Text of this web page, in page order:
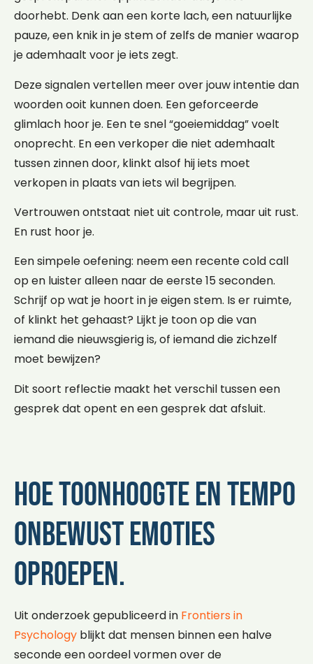
doorhebt. Denk aan een korte lach, een natuurlijke
pauze, een knik in je stem of zelfs de manier waarop
je ademhaalt voor je iets zegt.
Deze signalen vertellen meer over jouw intentie dan
woorden ooit kunnen doen. Een geforceerde
glimlach hoor je. Een te snel “goeiemiddag” voelt
onoprecht. En een verkoper die niet ademhaalt
tussen zinnen door, klinkt alsof hij iets moet
verkopen in plaats van iets wil begrijpen.
Vertrouwen ontstaat niet uit controle, maar uit rust.
En rust hoor je.
Een simpele oefening: neem een recente cold call
op en luister alleen naar de eerste 15 seconden.
Schrijf op wat je hoort in je eigen stem. Is er ruimte,
of klinkt het gehaast? Lijkt je toon op die van
iemand die nieuwsgierig is, of iemand die zichzelf
moet bewijzen?
Dit soort reflectie maakt het verschil tussen een
gesprek dat opent en een gesprek dat afsluit.
Hoe toonhoogte en tempo
onbewust emoties
oproepen.
Uit onderzoek gepubliceerd in Frontiers in
Psychology blijkt dat mensen binnen een halve
seconde een oordeel vormen over de